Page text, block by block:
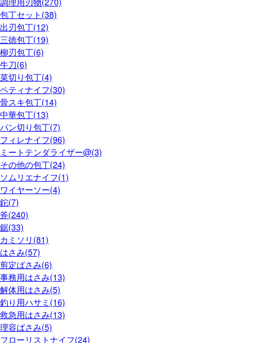
包丁セット(38)
出刃包丁(12)
三徳包丁(19)
柳刃包丁(6)
牛刀(6)
菜切り包丁(4)
ペティナイフ(30)
骨スキ包丁(14)
中華包丁(13)
パン切り包丁(7)
フィレナイフ(96)
ミートテンダライザー@(3)
その他の包丁(24)
ソムリエナイフ(1)
ワイヤーソー(4)
鉈(7)
斧(240)
鋸(33)
カミソリ(81)
はさみ(57)
剪定ばさみ(6)
事務用はさみ(13)
解体用はさみ(5)
釣り用ハサミ(16)
救急用はさみ(13)
理容ばさみ(5)
フローリストナイフ(24)